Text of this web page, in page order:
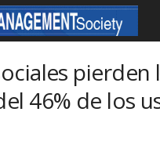
pierden
46% de los